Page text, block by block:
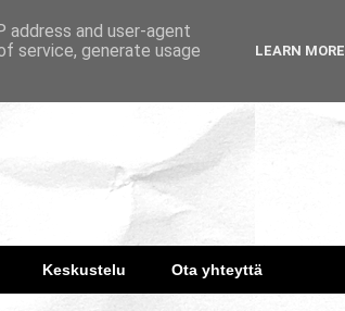
Keskustelu Ota yhteyttä
address and user-agent
service, generate usage
LEARN MORE